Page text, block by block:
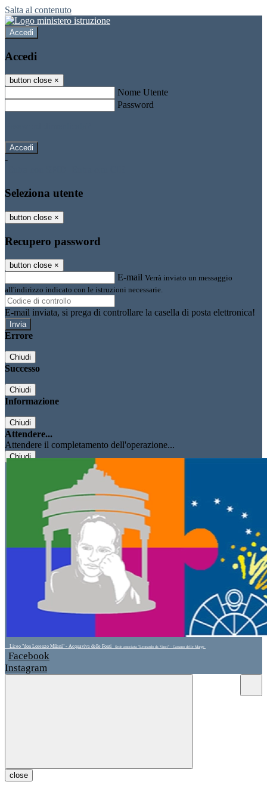
Salta al contenuto
Accedi
Accedi
button close ×
Nome Utente
Password
-
Seleziona utente
button close ×
Recupero password
button close ×
E-mail Verrà inviato un messaggio
all'indirizzo indicato con le istruzioni necessarie.
E-mail inviata, si prega di controllare la casella di posta elettronica!
Errore
Chiudi
Successo
Chiudi
Informazione
Chiudi
Attendere...
Attendere il completamento dell'operazione...
Chiudi
Liceo "don Lorenzo Milani" - Acquaviva delle Fonti Sede associata "Leonardo da Vinci" - Cassano delle Murge
Facebook
Instagram
close